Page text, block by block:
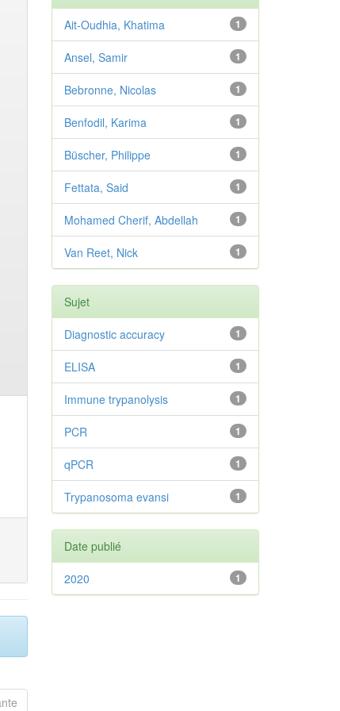
1
Ait-Oudhia, Khatima
1
Ansel, Samir
1
Bebronne, Nicolas
1
Benfodil, Karima
1
Büscher, Philippe
1
Fettata, Said
1
Mohamed Cherif, Abdellah
1
Van Reet, Nick
Sujet
1
Diagnostic accuracy
1
ELISA
1
Immune trypanolysis
1
PCR
1
qPCR
1
Trypanosoma evansi
Date publié
1
2020